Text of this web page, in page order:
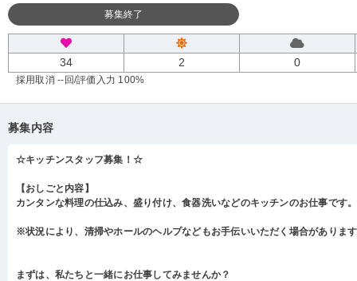
募集終了
34 2 0
採用取消 --回/評価入力 100%
募集内容
☆キッチンスタッフ募集！☆
【おしごと内容】
カンタンな料理の仕込み、盛り付け、食器洗いなどのキッチンのお仕事です。
※状況により、清掃やホールのヘルプなどもお手伝いいただく場合がありま
まずは、私たちと一緒にお仕事してみませんか？